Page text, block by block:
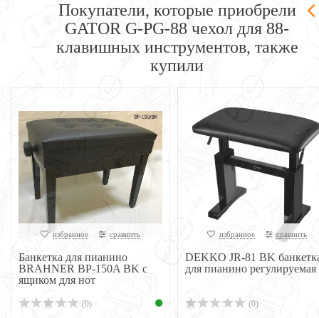
Покупатели, которые приобрели
GATOR G-PG-88 чехол для 88-
клавишных инструментов, также
купили
избранное сравнить
DEKKO JR-81 BK банкетка
для пианино регулируемая
(0)
избранное сравнить
Банкетка FLIGHT KB012 /
WHT
(0)